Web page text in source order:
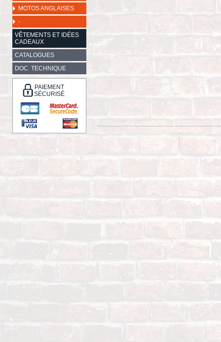
MOTOS ANGLAISES
-
VÊTEMENTS ET IDÉES
CADEAUX
CATALOGUES
DOC. TECHNIQUE
PAIEMENT
SÉCURISÉ